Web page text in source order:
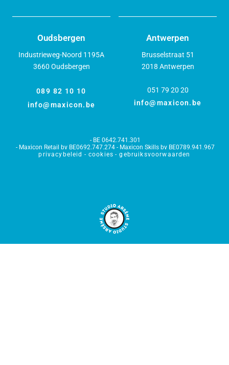
Oudsbergen
Industrieweg-Noord 1195A
3660 Oudsbergen
089 82 10 10
info@maxicon.be
Antwerpen
Brusselstraat 51
2018 Antwerpen
051 79 20 20
info@maxicon.be
BE 0642.741.301
Maxicon Retail bv BE0692.747.274 - Maxicon Skills bv BE0789.941.967
privacybeleid
cookies gebruiksvoorwaarden